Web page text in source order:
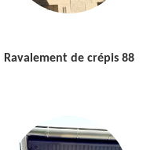
Ravalement de crépis 88